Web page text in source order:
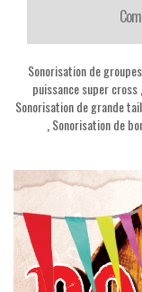
Sonorisation de groupes,
puissance super cross,
Sonorisation de grande
Sonorisation de